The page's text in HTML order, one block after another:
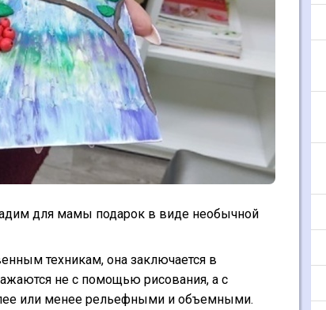
для мамы подарок в виде необычной
техникам, она заключается в
не с помощью рисования, а с
или менее рельефными и объемными.